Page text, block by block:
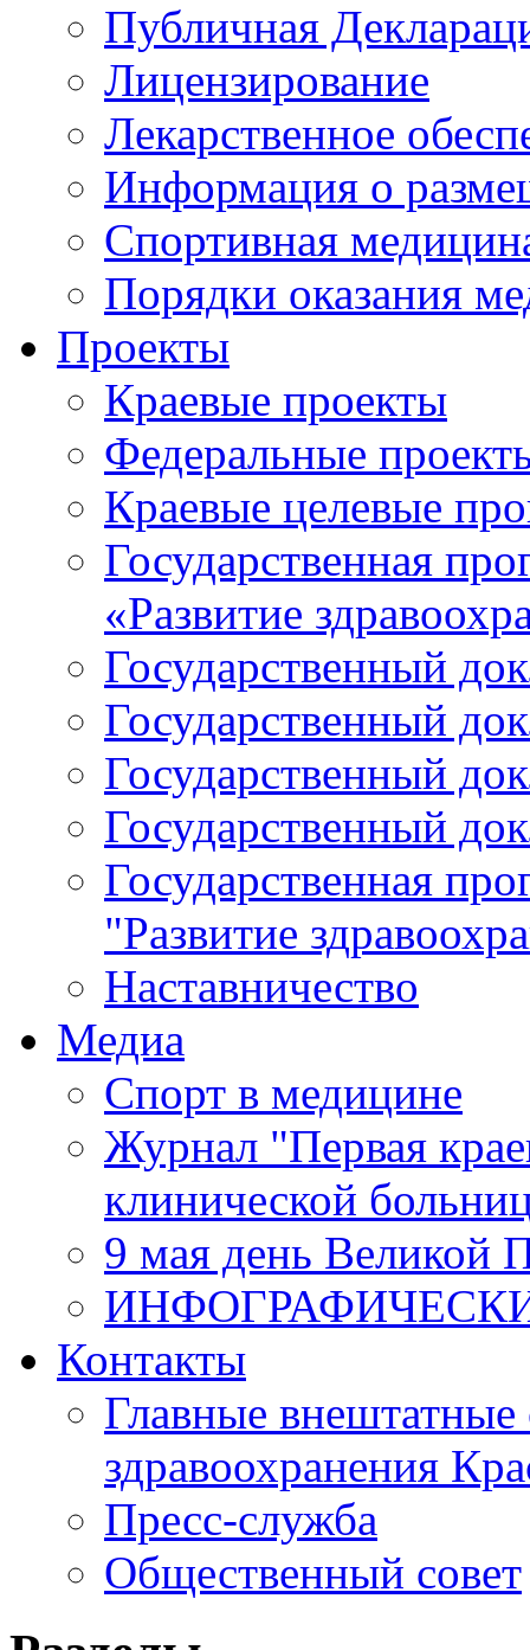
Публичная
Лицензирование
Лекарственное
Информация о
Спортивная
Порядки оказания
Проекты
Краевые проекты
Федеральные
Краевые целевые
Государственная
«Развитие
Государственный
Государственный
Государственный
Государственный
Государственная
"Развитие
Наставничество
Медиа
Спорт в медицине
Журнал "Первая
клинической
9 мая день Великой
Контакты
Главные внештатные
здравоохранения
Пресс-служба
Общественный совет